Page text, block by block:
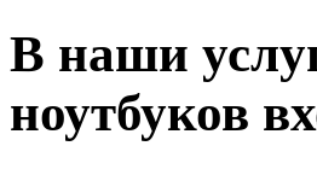
В наши
ноутбуков